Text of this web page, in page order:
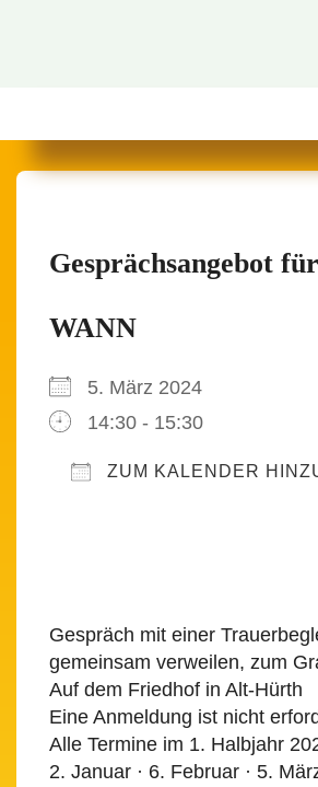
Gesprächsangebot
WANN
5. März 2024
14:30 - 15:30
ZUM KALENDER
Gespräch mit einer
gemeinsam verweilen, zum
Auf dem Friedhof in Alt-Hürth
Eine Anmeldung ist nicht
Alle Termine im 1. Halbjahr
2. Januar · 6. Februar · 5.